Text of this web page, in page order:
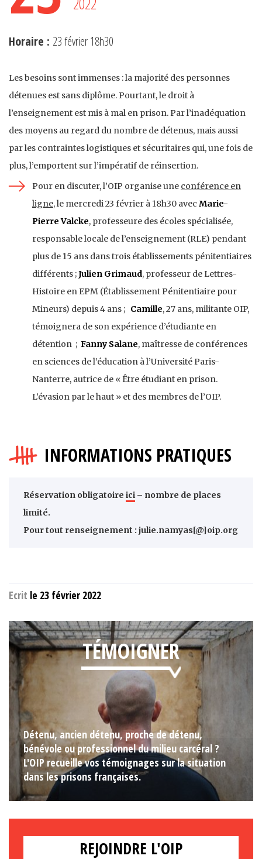
Horaire : 23 février 18h30
Les besoins sont immenses : la majorité des personnes
détenues est sans diplôme. Pourtant, le droit à
l’enseignement est mis à mal en prison. Par l’inadéquation
des moyens au regard du nombre de détenus, mais aussi
par les contraintes logistiques et sécuritaires qui, une fois de
plus, l’emportent sur l’impératif de réinsertion.
Pour en discuter, l’OIP organise une conférence en
ligne, le mercredi 23 février à 18h30 avec Marie-
Pierre Valcke, professeure des écoles spécialisée,
responsable locale de l’enseignement (RLE) pendant
plus de 15 ans dans trois établissements pénitentiaires
différents ;Julien Grimaud, professeur de Lettres-
Histoire en EPM (Établissement Pénitentiaire pour
Mineurs) depuis 4 ans ; Camille, 27 ans, militante OIP,
témoignera de son expérience d’étudiante en
détention ; Fanny Salane, maîtresse de conférences
en sciences de l’éducation à l’Université Paris-
Nanterre, autrice de « Être étudiant en prison.
L’évasion par le haut » et des membres de l’OIP.
INFORMATIONS PRATIQUES
Réservation obligatoire ici – nombre de places
limité.
Pour tout renseignement : julie.namyas[@]oip.org
Ecrit le 23 février 2022
TÉMOIGNER
Détenu, ancien détenu, proche de détenu,
bénévole ou professionnel du milieu carcéral ?
L'OIP recueille vos témoignages sur la situation
dans les prisons françaises.
REJOINDRE L'OIP